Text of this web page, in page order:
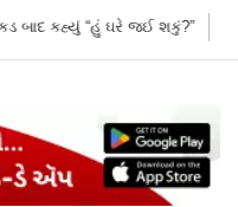
‘હું બાબા બાગેશ્વર નથી...’: IIT